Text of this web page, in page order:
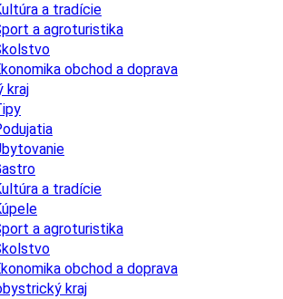
a tradície
a agroturistika
obchod a doprava
kraj
a tradície
a agroturistika
obchod a doprava
kraj